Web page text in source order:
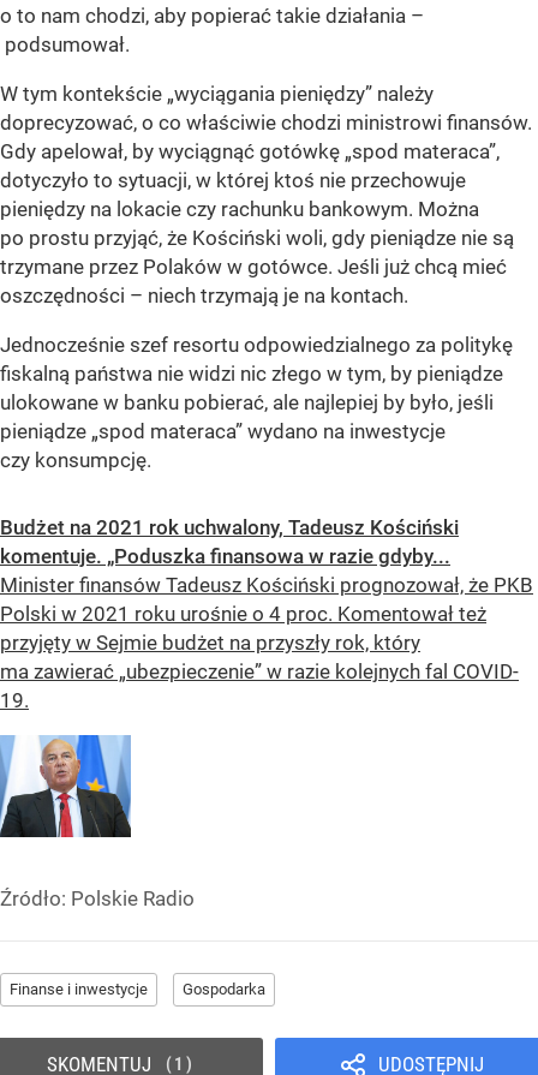
o to nam chodzi, aby popierać takie działania –
podsumował.
W tym kontekście „wyciągania pieniędzy” należy
doprecyzować, o co właściwie chodzi ministrowi finansów.
Gdy apelował, by wyciągnąć gotówkę „spod materaca”,
dotyczyło to sytuacji, w której ktoś nie przechowuje
pieniędzy na lokacie czy rachunku bankowym. Można
po prostu przyjąć, że Kościński woli, gdy pieniądze nie są
trzymane przez Polaków w gotówce. Jeśli już chcą mieć
oszczędności – niech trzymają je na kontach.
Jednocześnie szef resortu odpowiedzialnego za politykę
fiskalną państwa nie widzi nic złego w tym, by pieniądze
ulokowane w banku pobierać, ale najlepiej by było, jeśli
pieniądze „spod materaca” wydano na inwestycje
czy konsumpcję.
Budżet na 2021 rok uchwalony, Tadeusz Kościński
komentuje. „Poduszka finansowa w razie gdyby...
Minister finansów Tadeusz Kościński prognozował, że PKB
Polski w 2021 roku urośnie o 4 proc. Komentował też
przyjęty w Sejmie budżet na przyszły rok, który
ma zawierać „ubezpieczenie” w razie kolejnych fal COVID-
19.
Źródło: Polskie Radio
Finanse i inwestycje Gospodarka
UDOSTĘPNIJ
SKOMENTUJ 1